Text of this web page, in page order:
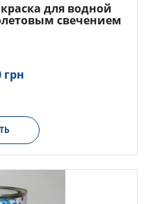
для водной
свечением
грн